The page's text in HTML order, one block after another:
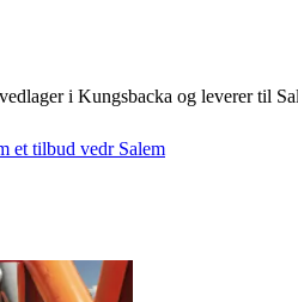
i Kungsbacka og leverer til
et tilbud vedr Salem